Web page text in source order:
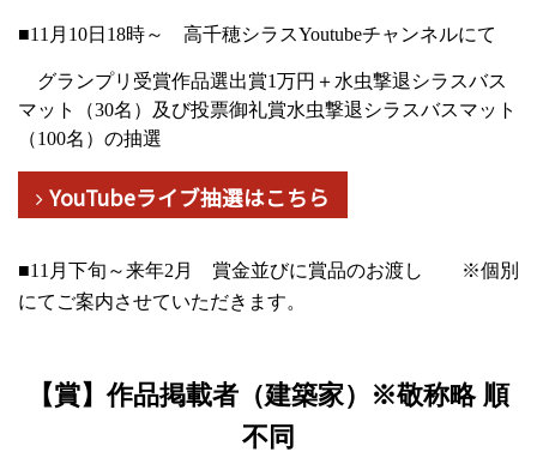
■11 月 10日 18時～ 高千穂シラスYoutubeチャンネルにて
グランプリ受賞作品選出賞1万円＋水虫撃退シラスバス
マット
（30名）及び投票御礼賞水虫撃退シラスバスマット
（100名）の抽選
YouTubeライブ抽選はこちら
■11 月下旬～来年2 月 賞金並びに賞品のお渡し
※個別
にてご案内させていただきます。
【賞】作品掲載者（建築家）※敬称略 順
不同